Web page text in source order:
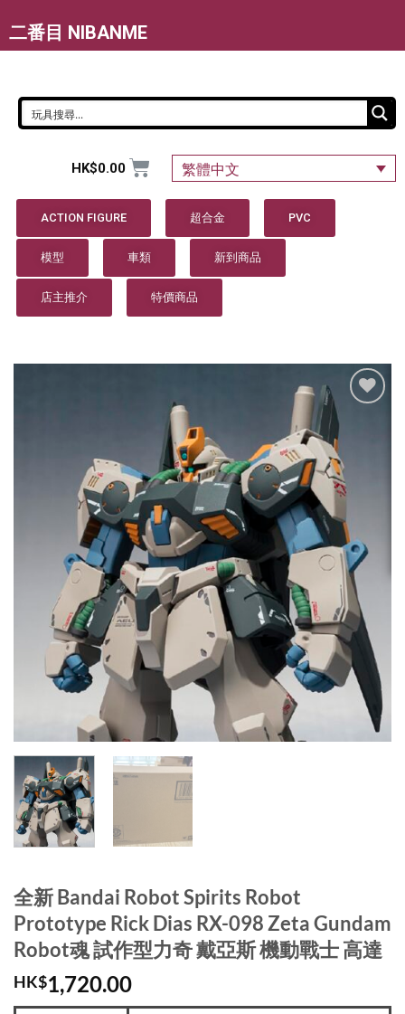
二番目 NIBANME
HK$0.00 繁體中文
ACTION FIGURE 超合金 PVC
模型 車類 新到商品
店主推介 特價商品
全新 Bandai Robot Spirits Robot
Prototype Rick Dias RX-098 Zeta Gundam
Robot魂 試作型力奇 戴亞斯 機動戰士 高達
HK$1,720.00